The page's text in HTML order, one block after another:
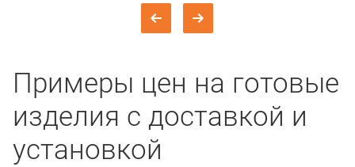
Примеры цен на готовые
изделия с доставкой и
установкой